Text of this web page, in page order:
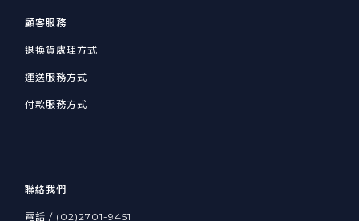
顧客服務
退換貨處理方式
運送服務方式
付款服務方式
聯絡我們
電話 / (02)2701-9451